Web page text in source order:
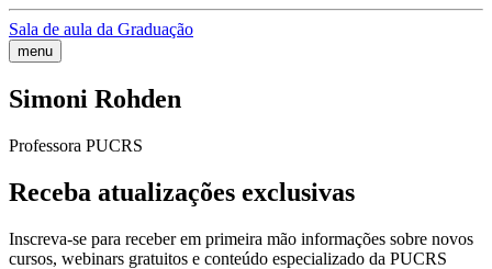
Sala de aula da Graduação
menu
Simoni Rohden
Professora PUCRS
Receba atualizações exclusivas
Inscreva-se para receber em primeira mão informações sobre novos
cursos, webinars gratuitos e conteúdo especializado da PUCRS